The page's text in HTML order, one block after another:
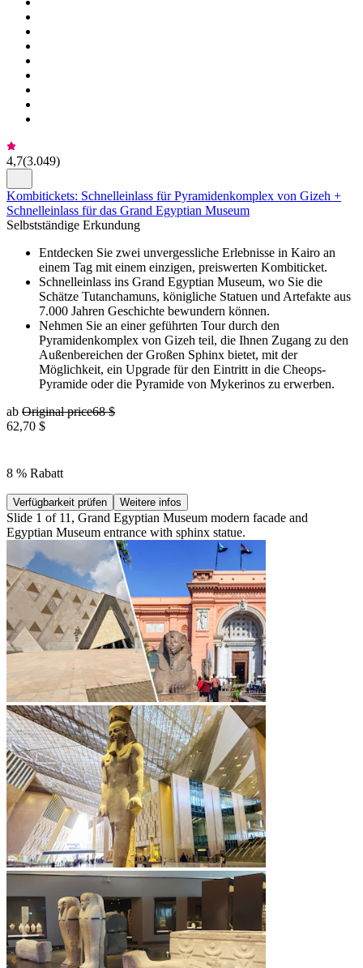
4,7(3.049)
Kombitickets: Schnelleinlass für Pyramidenkomplex von Gizeh +
Schnelleinlass für das Grand Egyptian Museum
Selbstständige Erkundung
Entdecken Sie zwei unvergessliche Erlebnisse in Kairo an
einem Tag mit einem einzigen, preiswerten Kombiticket.
Schnelleinlass ins Grand Egyptian Museum, wo Sie die
Schätze Tutanchamuns, königliche Statuen und Artefakte aus
7.000 Jahren Geschichte bewundern können.
Nehmen Sie an einer geführten Tour durch den
Pyramidenkomplex von Gizeh teil, die Ihnen Zugang zu den
Außenbereichen der Großen Sphinx bietet, mit der
Möglichkeit, ein Upgrade für den Eintritt in die Cheops-
Pyramide oder die Pyramide von Mykerinos zu erwerben.
ab Original price68 $
62,70 $
8 % Rabatt
Verfügbarkeit prüfen Weitere infos
Slide 1 of 11, Grand Egyptian Museum modern facade and
Egyptian Museum entrance with sphinx statue.